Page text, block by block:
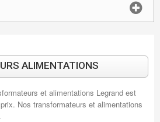
ALIMENTATIONS
et alimentations Legrand est
Nos transformateurs et alimentations